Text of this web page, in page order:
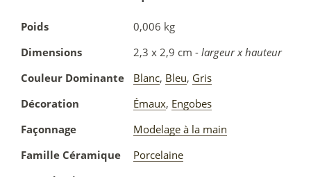
Poids
0,006 kg
Dimensions
2,3 x 2,9 cm - largeur x hauteur
Couleur Dominante
Blanc, Bleu, Gris
Décoration
Émaux, Engobes
Façonnage
Modelage à la main
Famille Céramique
Porcelaine